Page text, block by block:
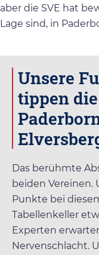
aber die SVE hat
Lage sind, in
Unsere
tippen die
Das berühmte
beiden Vereinen.
Punkte bei
Tabellenkeller
Experten
Nervenschlacht.